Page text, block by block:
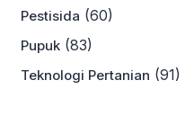
Pestisida (60)
Pupuk (83)
Teknologi Pertanian (91)